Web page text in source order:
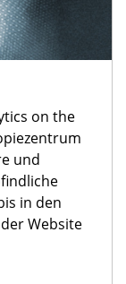
on the
und
in den
Website